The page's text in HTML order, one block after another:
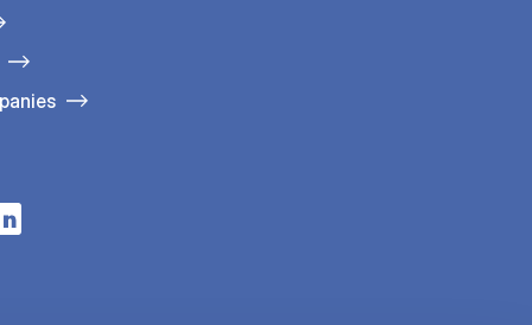
a new tab
in a new tab
in a new tab